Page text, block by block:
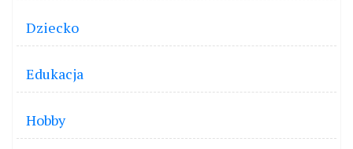
Dziecko
Edukacja
Hobby